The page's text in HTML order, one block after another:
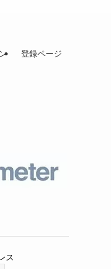
登録ページ
ス